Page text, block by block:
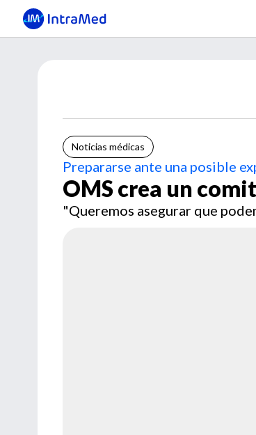
Noticias médicas
Prepararse ante una posible
OMS crea un
"Queremos asegurar que